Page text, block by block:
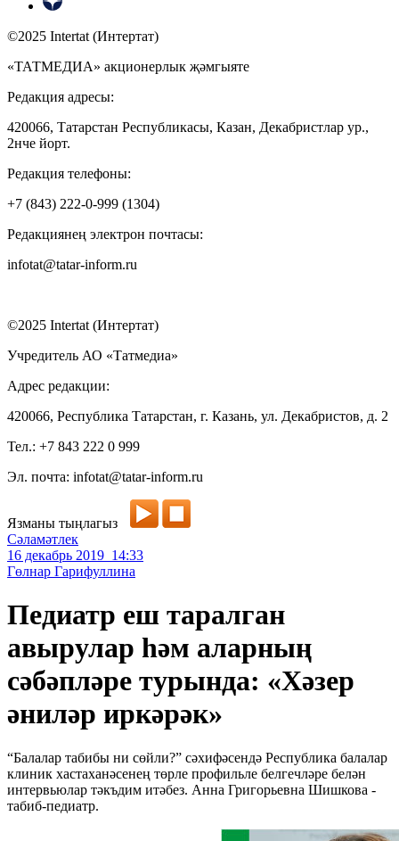
©2025 Intertat (Интертат)
«ТАТМЕДИА» акционерлык җәмгыяте
Редакция адресы:
420066, Татарстан Республикасы, Казан, Декабристлар ур.,
2нче йорт.
Редакция телефоны:
+7 (843) 222-0-999 (1304)
Редакциянең электрон почтасы:
infotat@tatar-inform.ru
©2025 Intertat (Интертат)
Учредитель АО «Татмедиа»
Адрес редакции:
420066, Республика Татарстан, г. Казань, ул. Декабристов, д. 2
Тел.: +7 843 222 0 999
Эл. почта: infotat@tatar-inform.ru
Язманы тыңлагыз
Сәламәтлек
16 декабрь 2019 14:33
Гөлнар Гарифуллина
Педиатр еш таралган
авырулар һәм аларның
сәбәпләре турында: «Хәзер
әниләр иркәрәк»
“Балалар табибы ни сөйли?” сәхифәсендә Республика балалар
клиник хастаханәсенең төрле профильле белгечләре белән
интервьюлар тәкъдим итәбез. Анна Григорьевна Шишкова -
табиб-педиатр.